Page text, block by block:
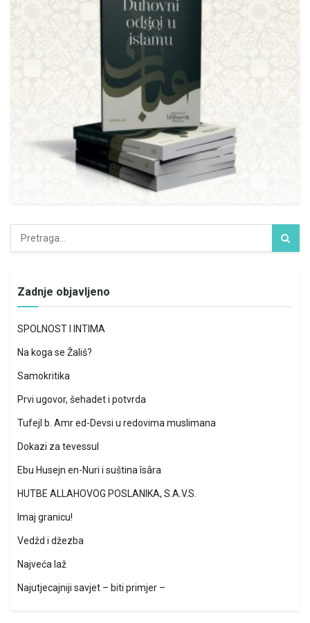
Zadnje objavljeno
SPOLNOST I INTIMA
Na koga se Žališ?
Samokritika
Prvi ugovor, šehadet i potvrda
Tufejl b. Amr ed-Devsi u redovima muslimana
Dokazi za tevessul
Ebu Husejn en-Nuri i suština îsâra
HUTBE ALLAHOVOG POSLANIKA, S.A.V.S.
Imaj granicu!
Vedžd i džezba
Najveća laž
Najutjecajniji savjet – biti primjer –